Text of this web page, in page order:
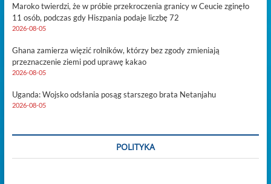
Maroko twierdzi, że w próbie przekroczenia granicy w Ceucie zginęło
11 osób, podczas gdy Hiszpania podaje liczbę 72
2026-08-05
Ghana zamierza więzić rolników, którzy bez zgody zmieniają
przeznaczenie ziemi pod uprawę kakao
2026-08-05
Uganda: Wojsko odsłania posąg starszego brata Netanjahu
2026-08-05
POLITYKA